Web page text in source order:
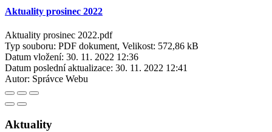
Aktuality prosinec 2022
Aktuality prosinec 2022.pdf
Typ souboru: PDF dokument, Velikost: 572,86 kB
Datum vložení: 30. 11. 2022 12:36
Datum poslední aktualizace: 30. 11. 2022 12:41
Autor: Správce Webu
Aktuality